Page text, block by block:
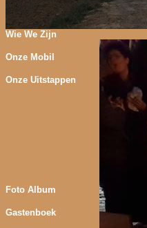
Wie We Zijn
Onze Mobil
Onze Uitstappen
Foto Album
Gastenboek